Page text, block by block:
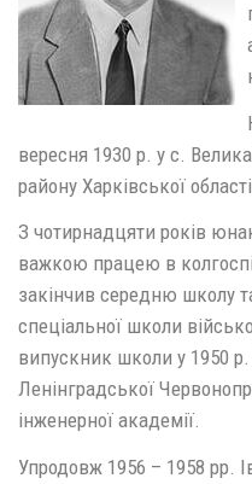
вересня 1930 р. у с.
району Харківської області.
З чотирнадцяти років
важкою працею в
закінчив середню школу
спеціальної школи
випускник школи у 1950
Ленінградської
інженерної академії.
Упродовж 1956 – 1958 рр.